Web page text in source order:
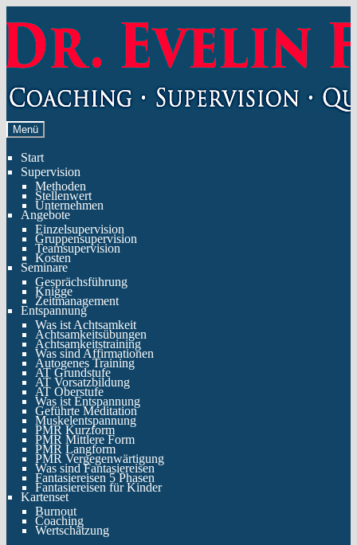
Navigation
springen
Inhalt
springen
Menü
Start
Supervision
Methoden
Stellenwert
Unternehmen
Angebote
Einzelsupervision
Gruppensupervision
Teamsupervision
Kosten
Seminare
Gesprächsführung
Knigge
Zeitmanagement
Entspannung
Was ist Achtsamkeit
Achtsamkeitsübungen
Achtsamkeitstraining
Was sind Affirmationen
Autogenes Training
AT Grundstufe
AT Vorsatzbildung
AT Oberstufe
Was ist Entspannung
Geführte Meditation
Muskelentspannung
PMR Kurzform
PMR Mittlere Form
PMR Langform
PMR Vergegenwärtigung
Was sind Fantasiereisen
Fantasiereisen 5 Phasen
Fantasiereisen für Kinder
Kartenset
Burnout
Coaching
Wertschätzung